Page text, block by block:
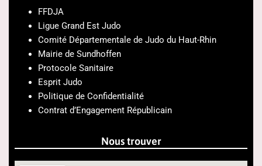
FFDJA
Ligue Grand Est Judo
Comité Départementale de Judo du Haut-Rhin
Mairie de Sundhoffen
Protocole Sanitaire
Esprit Judo
Politique de Confidentialité
Contrat d’Engagement Républicain
Nous trouver